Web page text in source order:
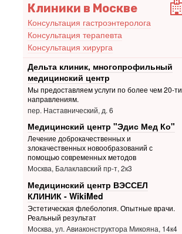
Клиники в Москве
Консультация гастроэнтеролога
Консультация терапевта
Консультация хирурга
Дельта клиник, многопрофильный
медицинский центр
Мы предоставляем услуги по более чем 20-ти
направлениям.
пер. Наставнический, д. 6
Медицинский центр "Эдис Мед Ко"
Лечение доброкачественных и
злокачественных новообразований с
помощью современных методов
Москва, Балаклавский пр-т, 2к3
Медицинский центр ВЭССЕЛ
КЛИНИК - WikiMed
Эстетическая флебология. Опытные врачи.
Реальный результат
Москва, ул. Авиаконструктора Микояна, 14к4